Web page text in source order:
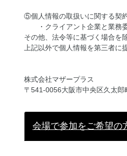
⑤個人情報の取扱いに関する契
・クライアント企業と業務委
その他、法令等に基づく場合を
上記以外で個人情報を第三者
株式会社マザープラス
〒541-0056大阪市中央区久太
会場で参加をご希望の